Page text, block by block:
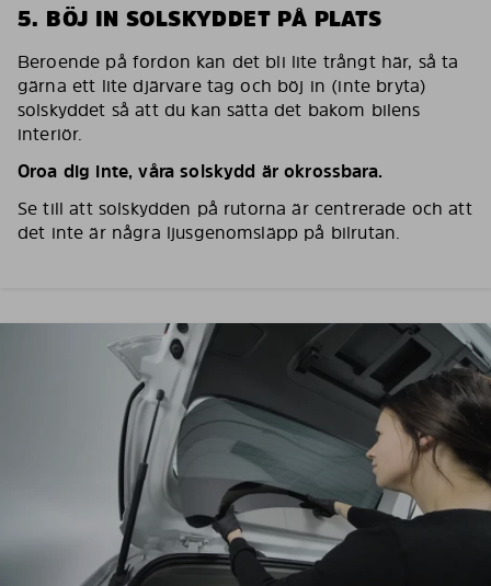
5. BÖJ IN SOLSKYDDET PÅ PLATS
Beroende på fordon kan det bli lite trångt här, så ta
gärna ett lite djärvare tag och böj in (inte bryta)
solskyddet så att du kan sätta det bakom bilens
interiör.
Oroa dig inte, våra solskydd är okrossbara.
Se till att solskydden på rutorna är centrerade och att
det inte är några ljusgenomsläpp på bilrutan.